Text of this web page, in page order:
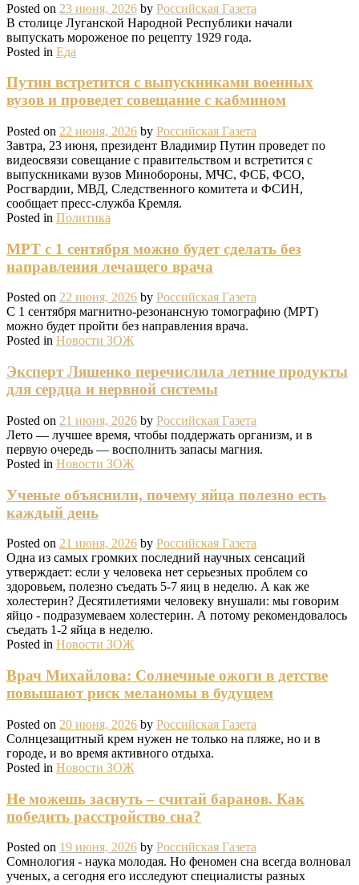
Posted on 23 июня, 2026 by Российская Газета
В столице Луганской Народной Республики начали
выпускать мороженое по рецепту 1929 года.
Posted in Еда
Путин встретится с выпускниками военных
вузов и проведет совещание с кабмином
Posted on 22 июня, 2026 by Российская Газета
Завтра, 23 июня, президент Владимир Путин проведет по
видеосвязи совещание с правительством и встретится с
выпускниками вузов Минобороны, МЧС, ФСБ, ФСО,
Росгвардии, МВД, Следственного комитета и ФСИН,
сообщает пресс-служба Кремля.
Posted in Политика
МРТ с 1 сентября можно будет сделать без
направления лечащего врача
Posted on 22 июня, 2026 by Российская Газета
С 1 сентября магнитно-резонансную томографию (МРТ)
можно будет пройти без направления врача.
Posted in Новости ЗОЖ
Эксперт Ляшенко перечислила летние продукты
для сердца и нервной системы
Posted on 21 июня, 2026 by Российская Газета
Лето — лучшее время, чтобы поддержать организм, и в
первую очередь — восполнить запасы магния.
Posted in Новости ЗОЖ
Ученые объяснили, почему яйца полезно есть
каждый день
Posted on 21 июня, 2026 by Российская Газета
Одна из самых громких последний научных сенсаций
утверждает: если у человека нет серьезных проблем со
здоровьем, полезно съедать 5-7 яиц в неделю. А как же
холестерин? Десятилетиями человеку внушали: мы говорим
яйцо - подразумеваем холестерин. А потому рекомендовалось
съедать 1-2 яйца в неделю.
Posted in Новости ЗОЖ
Врач Михайлова: Солнечные ожоги в детстве
повышают риск меланомы в будущем
Posted on 20 июня, 2026 by Российская Газета
Солнцезащитный крем нужен не только на пляже, но и в
городе, и во время активного отдыха.
Posted in Новости ЗОЖ
Не можешь заснуть – считай баранов. Как
победить расстройство сна?
Posted on 19 июня, 2026 by Российская Газета
Сомнология - наука молодая. Но феномен сна всегда волновал
ученых, а сегодня его исследуют специалисты разных